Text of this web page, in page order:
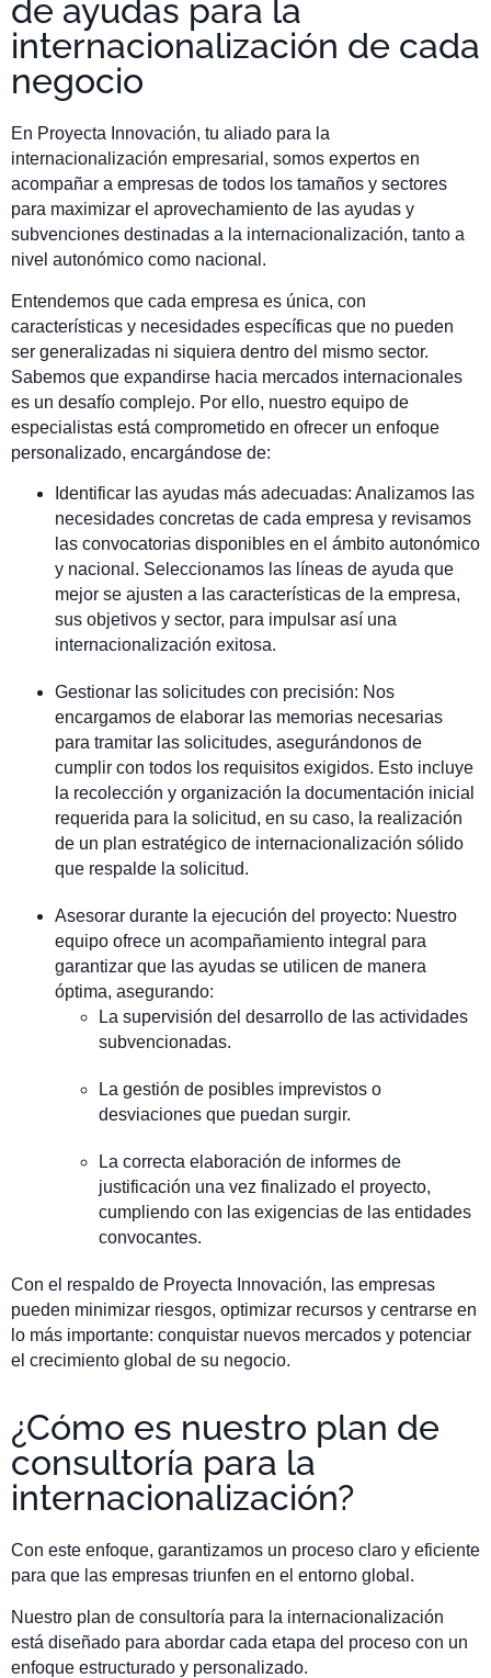
de ayudas para la
internacionalización de cada
negocio
En Proyecta Innovación, tu aliado para la
internacionalización empresarial, somos expertos en
acompañar a empresas de todos los tamaños y sectores
para maximizar el aprovechamiento de las ayudas y
subvenciones destinadas a la internacionalización, tanto a
nivel autonómico como nacional.
Entendemos que cada empresa es única, con
características y necesidades específicas que no pueden
ser generalizadas ni siquiera dentro del mismo sector.
Sabemos que expandirse hacia mercados internacionales
es un desafío complejo. Por ello, nuestro equipo de
especialistas está comprometido en ofrecer un enfoque
personalizado, encargándose de:
Identificar las ayudas más adecuadas: Analizamos las
necesidades concretas de cada empresa y revisamos
las convocatorias disponibles en el ámbito autonómico
y nacional. Seleccionamos las líneas de ayuda que
mejor se ajusten a las características de la empresa,
sus objetivos y sector, para impulsar así una
internacionalización exitosa.
Gestionar las solicitudes con precisión: Nos
encargamos de elaborar las memorias necesarias
para tramitar las solicitudes, asegurándonos de
cumplir con todos los requisitos exigidos. Esto incluye
la recolección y organización la documentación inicial
requerida para la solicitud, en su caso, la realización
de un plan estratégico de internacionalización sólido
que respalde la solicitud.
Asesorar durante la ejecución del proyecto: Nuestro
equipo ofrece un acompañamiento integral para
garantizar que las ayudas se utilicen de manera
óptima, asegurando:
La supervisión del desarrollo de las actividades
subvencionadas.
La gestión de posibles imprevistos o
desviaciones que puedan surgir.
La correcta elaboración de informes de
justificación una vez finalizado el proyecto,
cumpliendo con las exigencias de las entidades
convocantes.
Con el respaldo de Proyecta Innovación, las empresas
pueden minimizar riesgos, optimizar recursos y centrarse en
lo más importante: conquistar nuevos mercados y potenciar
el crecimiento global de su negocio.
¿Cómo es nuestro plan de
consultoría para la
internacionalización?
Con este enfoque, garantizamos un proceso claro y eficiente
para que las empresas triunfen en el entorno global.
Nuestro plan de consultoría para la internacionalización
está diseñado para abordar cada etapa del proceso con un
enfoque estructurado y personalizado.